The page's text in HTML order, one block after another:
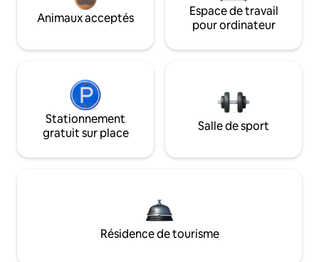
Animaux acceptés
Espace de travail
pour ordinateur
Stationnement
gratuit sur place
Salle de sport
Résidence de tourisme